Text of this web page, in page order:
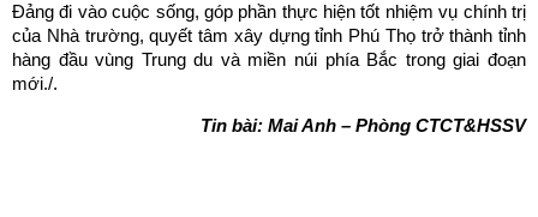
Đảng đi vào cuộc sống, góp phần thực hiện tốt nhiệm vụ chính trị
của Nhà trường, quyết tâm xây dựng tỉnh Phú Thọ trở thành tỉnh
hàng đầu vùng Trung du và miền núi phía Bắc trong giai đoạn
mới./.
Tin bài: Mai Anh – Phòng CTCT&HSSV